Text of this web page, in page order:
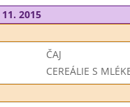
2015
ČAJ
CEREÁLIE S